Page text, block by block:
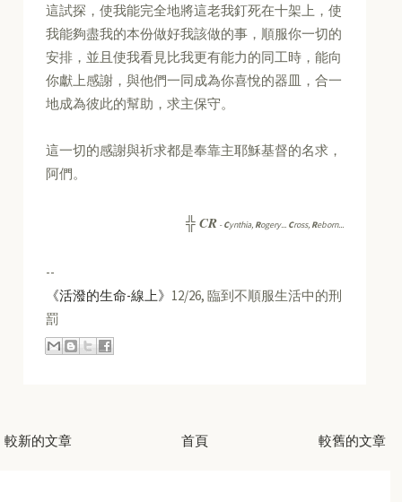
這試探，使我能完全地將這老我釘死在十架上，使
我能夠盡我的本份做好我該做的事，順服你一切的
安排，並且使我看見比我更有能力的同工時，能向
你獻上感謝，與他們一同成為你喜悅的器皿，合一
地成為彼此的幫助，求主保守。
這一切的感謝與祈求都是奉靠主耶穌基督的名求，
阿們。
╬CR -Cynthia, Rogery... Cross, Reborn...
--
《活潑的生命-線上》 12/26, 臨到不順服生活中的刑
罰
較新的文章 較舊的文章
首頁